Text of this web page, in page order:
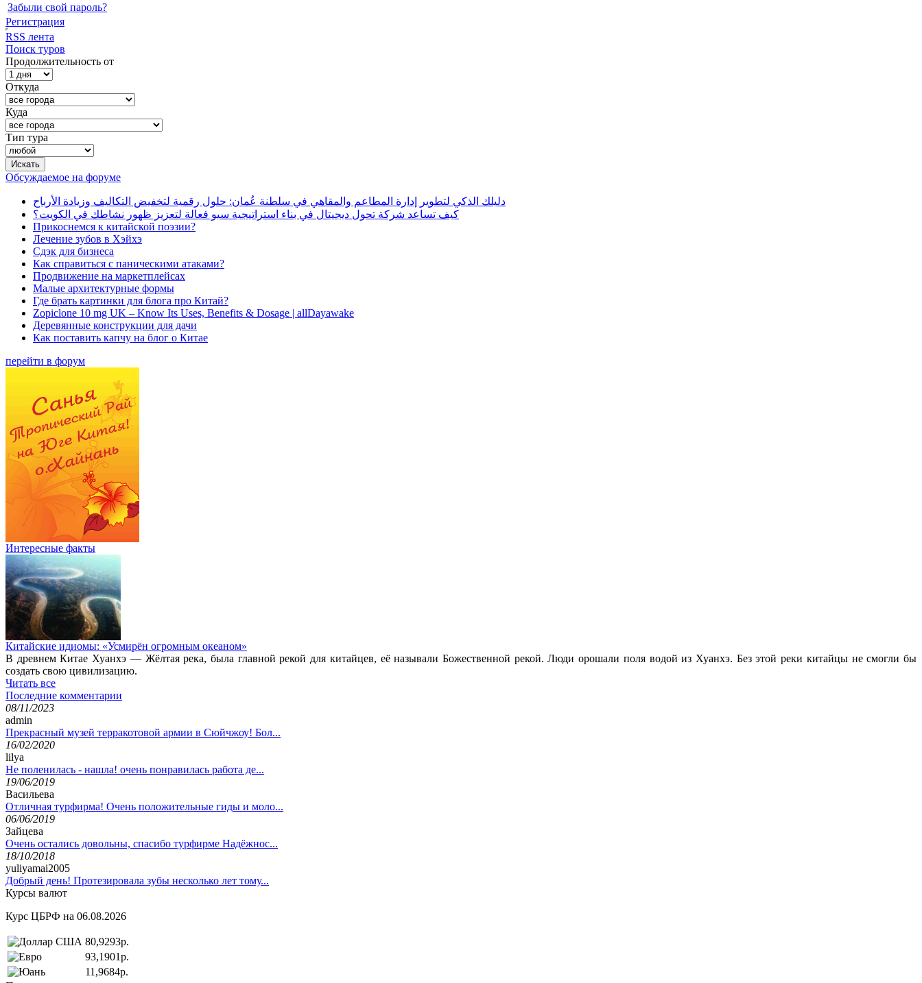
Забыли свой пароль?
Регистрация
RSS лента
Поиск туров
Продолжительность от
Откуда
Куда
Тип тура
Обсуждаемое на форуме
دليلك الذكي لتطوير إدارة المطاعم والمقاهي في سلطنة عُمان: حلول رقمية لتخفيض التكاليف وزيادة الأرباح
كيف تساعد شركة تحول ديجيتال في بناء استراتيجية سيو فعالة لتعزيز ظهور نشاطك في الكويت؟
Прикоснемся к китайской поэзии?
Лечение зубов в Хэйхэ
Сдэк для бизнеса
Как справиться с паническими атаками?
Продвижение на маркетплейсах
Малые архитектурные формы
Где брать картинки для блога про Китай?
Zopiclone 10 mg UK – Know Its Uses, Benefits & Dosage | allDayawake
Деревянные конструкции для дачи
Как поставить капчу на блог о Китае
перейти в форум
Интересные факты
Китайские идиомы: «Усмирён огромным океаном»
В древнем Китае Хуанхэ — Жёлтая река, была главной рекой для китайцев, её называли Божественной рекой. Люди орошали поля водой из Хуанхэ. Без этой реки китайцы не смогли бы
создать свою цивилизацию.
Читать все
Последние комментарии
08/11/2023
admin
Прекрасный музей терракотовой армии в Сюйчжоу! Бол...
16/02/2020
lilya
Не поленилась - нашла! очень понравилась работа де...
19/06/2019
Васильева
Отличная турфирма! Очень положительные гиды и моло...
06/06/2019
Зайцева
Очень остались довольны, спасибо турфирме Надёжнос...
18/10/2018
yuliyamai2005
Добрый день! Протезировала зубы несколько лет тому...
Курсы валют
Курс ЦБРФ на 06.08.2026
80,9293р.
93,1901р.
11,9684р.